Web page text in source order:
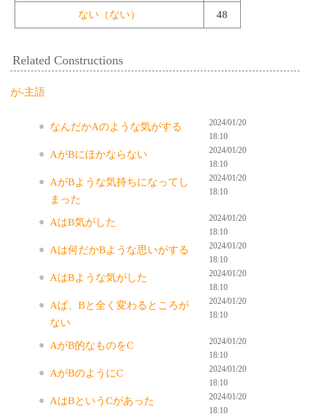
ない（ない） 48
Related Constructions
が-主語
なんだかAのような気がする
2024/01/20
18:10
AがBにほかならない
2024/01/20
18:10
AがBような気持ちになってし
まった
2024/01/20
18:10
AはB気がした
2024/01/20
18:10
Aは何だかBような思いがする
2024/01/20
18:10
AはBような気がした
2024/01/20
18:10
Aば、Bと全く変わるところが
ない
2024/01/20
18:10
AがB的なものをC
2024/01/20
18:10
AがBのようにC
2024/01/20
18:10
AはBというCがあった
2024/01/20
18:10